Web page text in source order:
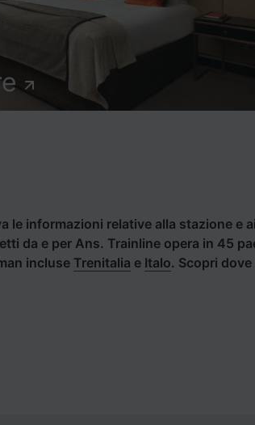
le informazioni relative alla stazione e
da e per Ans. Trainline opera in 45
incluse Trenitalia e Italo. Scopri